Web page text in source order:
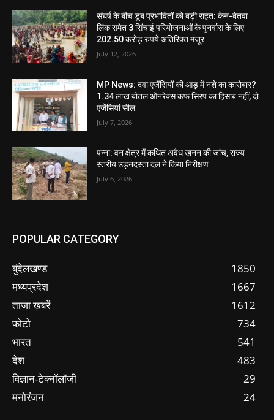
संघर्ष के बीच डूब प्रभावितों को बड़ी राहत: केन-बेतवा
लिंक समेत 3 सिंचाई परियोजनाओं के पुनर्वास के लिए
202.50 करोड़ रुपये अतिरिक्त मंजूर
July 12, 2026
MP News: दवा एजेंसियों की आड़ में नशे का कारोबार?
1.34 लाख बोतल ऑनरेक्स कफ सिरप का हिसाब नहीं, दो
एजेंसियां सील
July 7, 2026
पन्ना: वन क्षेत्र में कथित अवैध खनन की जांच, राज्य
स्तरीय उड़नदस्ता दल ने किया निरीक्षण
July 6, 2026
POPULAR CATEGORY
बुंदेलखण्ड
1850
मध्यप्रदेश
1667
ताजा ख़बरें
1612
फोटो
734
भारत
541
देश
483
विज्ञान-टेक्नॉलॉजी
29
मनोरंजन
24